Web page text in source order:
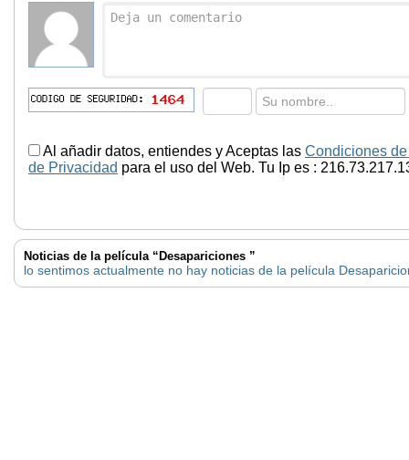
Al añadir datos, entiendes y Aceptas las Condiciones
de Privacidad para el uso del Web. Tu Ip es :
Noticias de la película “Desapariciones ”
lo sentimos actualmente no hay noticias de la película